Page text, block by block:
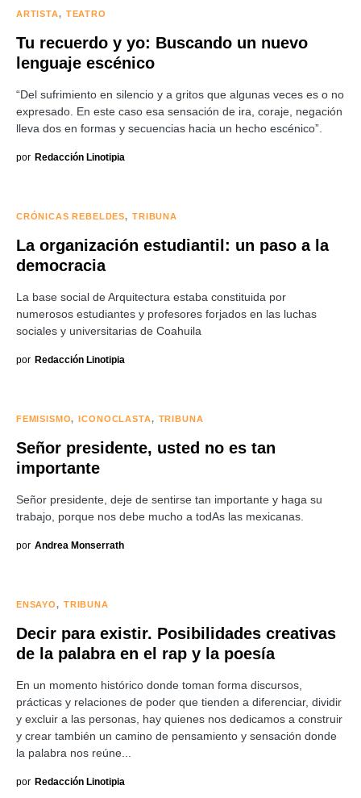
ARTISTA TEATRO
Tu recuerdo y yo: Buscando un nuevo
lenguaje escénico
“Del sufrimiento en silencio y a gritos que algunas veces es o no
expresado. En este caso esa sensación de ira, coraje, negación
lleva dos en formas y secuencias hacia un hecho escénico”.
por Redacción Linotipia
CRÓNICAS REBELDES TRIBUNA
La organización estudiantil: un paso a la
democracia
La base social de Arquitectura estaba constituida por
numerosos estudiantes y profesores forjados en las luchas
sociales y universitarias de Coahuila
por Redacción Linotipia
FEMISISMO ICONOCLASTA TRIBUNA
Señor presidente, usted no es tan
importante
Señor presidente, deje de sentirse tan importante y haga su
trabajo, porque nos debe mucho a todAs las mexicanas.
por Andrea Monserrath
ENSAYO TRIBUNA
Decir para existir. Posibilidades creativas
de la palabra en el rap y la poesía
En un momento histórico donde toman forma discursos,
prácticas y relaciones de poder que tienden a diferenciar, dividir
y excluir a las personas, hay quienes nos dedicamos a construir
y crear también un camino de pensamiento y sensación donde
la palabra nos reúne...
por Redacción Linotipia